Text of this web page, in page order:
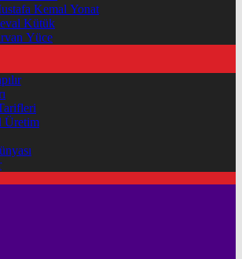
Kemal Yonat
Kütük
Yüce
Üretim